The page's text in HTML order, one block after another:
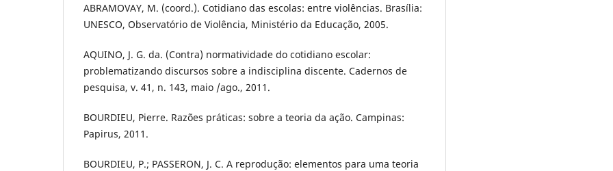
ABRAMOVAY, M. (coord.). Cotidiano das escolas: entre violências. Brasília:
UNESCO, Observatório de Violência, Ministério da Educação, 2005.
AQUINO, J. G. da. (Contra) normatividade do cotidiano escolar:
problematizando discursos sobre a indisciplina discente. Cadernos de
pesquisa, v. 41, n. 143, maio /ago., 2011.
BOURDIEU, Pierre. Razões práticas: sobre a teoria da ação. Campinas:
Papirus, 2011.
BOURDIEU, P.; PASSERON, J. C. A reprodução: elementos para uma teoria